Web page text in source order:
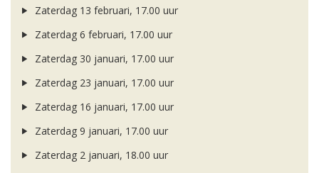
Zaterdag 13 februari, 17.00 uur
Zaterdag 6 februari, 17.00 uur
Zaterdag 30 januari, 17.00 uur
Zaterdag 23 januari, 17.00 uur
Zaterdag 16 januari, 17.00 uur
Zaterdag 9 januari, 17.00 uur
Zaterdag 2 januari, 18.00 uur